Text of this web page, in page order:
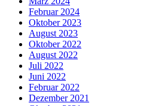
Februar 2024
Oktober 2023
August 2023
Oktober 2022
August 2022
Juli 2022
Juni 2022
Februar 2022
Dezember 2021